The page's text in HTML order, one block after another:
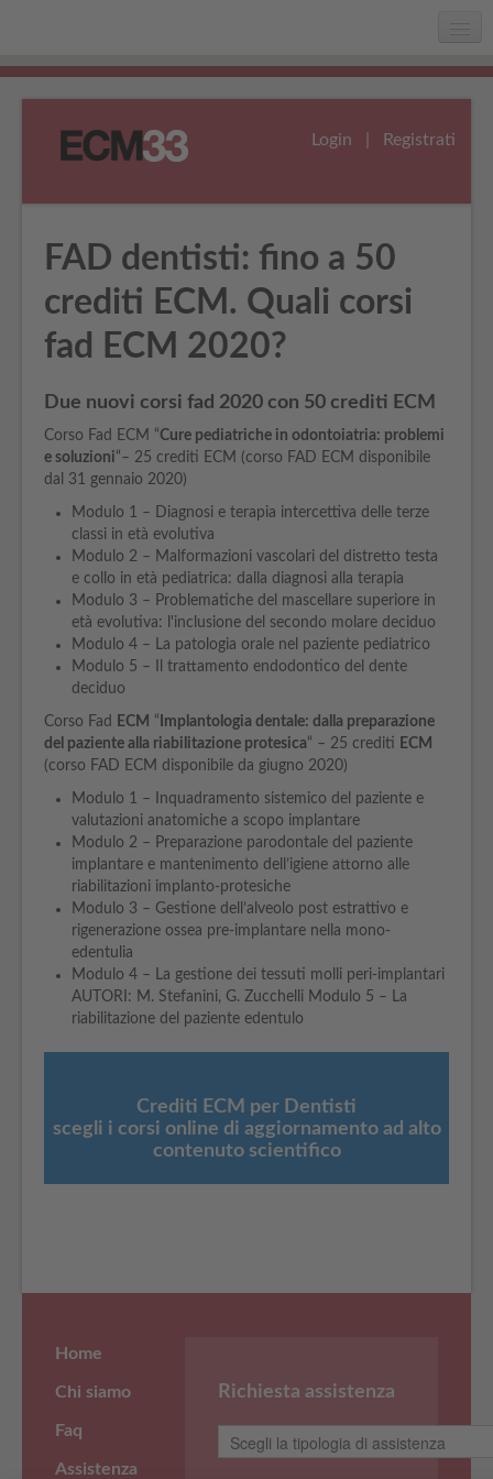
Home
Assistenza
Login Registrati
FAD dentisti: fino a 50
crediti ECM. Quali corsi
fad ECM 2020?
Due nuovi corsi fad 2020 con 50 crediti ECM
Corso Fad ECM “Cure pediatriche in odontoiatria: problemi
e soluzioni“– 25 crediti ECM (corso FAD ECM disponibile
dal 31 gennaio 2020)
Modulo 1 – Diagnosi e terapia intercettiva delle terze
classi in età evolutiva
Modulo 2 – Malformazioni vascolari del distretto testa
e collo in età pediatrica: dalla diagnosi alla terapia
Modulo 3 – Problematiche del mascellare superiore in
età evolutiva: l'inclusione del secondo molare deciduo
Modulo 4 – La patologia orale nel paziente pediatrico
Modulo 5 – Il trattamento endodontico del dente
deciduo
Corso Fad ECM “ Implantologia dentale: dalla preparazione
del paziente alla riabilitazione protesica“ – 25 crediti ECM
(corso FAD ECM disponibile da giugno 2020)
Modulo 1 – Inquadramento sistemico del paziente e
valutazioni anatomiche a scopo implantare
Modulo 2 – Preparazione parodontale del paziente
implantare e mantenimento dell’igiene attorno alle
riabilitazioni implanto-protesiche
Modulo 3 – Gestione dell’alveolo post estrattivo e
rigenerazione ossea pre-implantare nella mono-
edentulia
Modulo 4 – La gestione dei tessuti molli peri-implantari
AUTORI: M. Stefanini, G. Zucchelli Modulo 5 – La
riabilitazione del paziente edentulo
Crediti ECM per Dentisti
scegli i corsi online di aggiornamento ad alto
contenuto scientifico
Home
Chi siamo
Faq
Assistenza
Richiesta assistenza